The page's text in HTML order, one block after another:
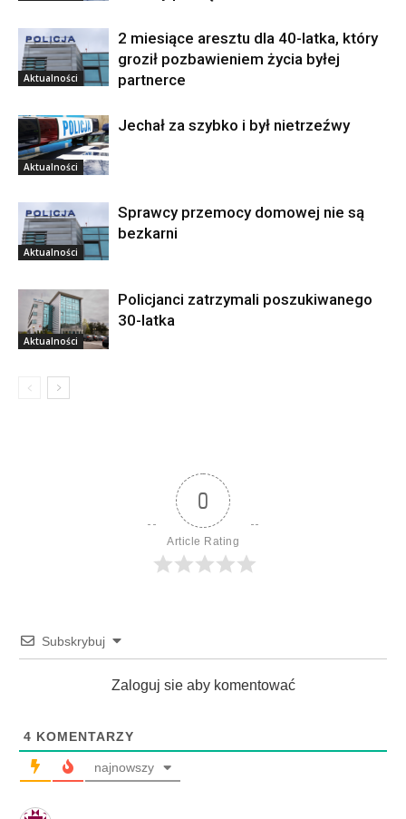
Aktualności
2 miesiące aresztu dla 40-latka, który
groził pozbawieniem życia byłej
partnerce
Aktualności
Jechał za szybko i był nietrzeźwy
Aktualności
Sprawcy przemocy domowej nie są
bezkarni
Aktualności
Policjanci zatrzymali poszukiwanego
30-latka
0
Article Rating
Subskrybuj
Zaloguj sie aby komentować
4 KOMENTARZY
najnowszy